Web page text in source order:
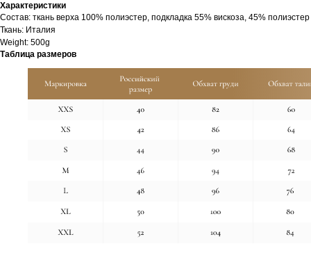
Характеристики
Cостав: ткань верха 100% полиэстер, подкладка 55% вискоза, 45% полиэстер
Ткань: Италия
Weight: 500g
Таблица размеров